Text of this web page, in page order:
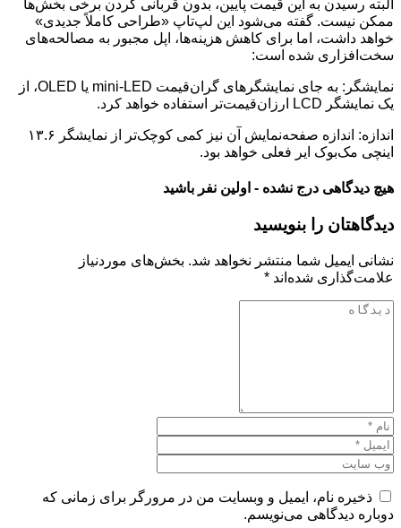
البته رسیدن به این قیمت پایین، بدون قربانی کردن برخی بخش‌ها
ممکن نیست. گفته می‌شود این لپ‌تاپ «طراحی کاملاً جدیدی»
خواهد داشت، اما برای کاهش هزینه‌ها، اپل مجبور به مصالحه‌های
سخت‌افزاری شده است:
نمایشگر: به جای نمایشگرهای گران‌قیمت mini-LED یا OLED، از
یک نمایشگر LCD ارزان‌قیمت‌تر استفاده خواهد کرد.
اندازه: اندازه صفحه‌نمایش آن نیز کمی کوچک‌تر از نمایشگر ۱۳.۶
اینچی مک‌بوک ایر فعلی خواهد بود.
هیچ دیدگاهی درج نشده - اولین نفر باشید
دیدگاهتان را بنویسید
نشانی ایمیل شما منتشر نخواهد شد. بخش‌های موردنیاز
علامت‌گذاری شده‌اند *
ذخیره نام، ایمیل و وبسایت من در مرورگر برای زمانی که
دوباره دیدگاهی می‌نویسم.